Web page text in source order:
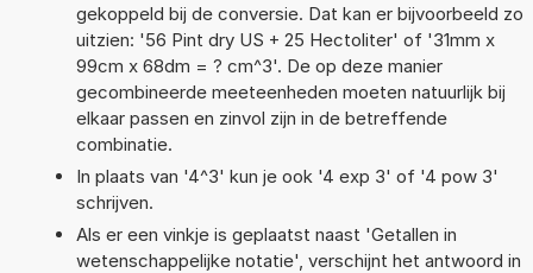
gekoppeld bij de conversie. Dat kan er bijvoorbeeld zo
uitzien: '56 Pint dry US + 25 Hectoliter' of '31mm x
99cm x 68dm = ? cm^3'. De op deze manier
gecombineerde meeteenheden moeten natuurlijk bij
elkaar passen en zinvol zijn in de betreffende
combinatie.
In plaats van '4^3' kun je ook '4 exp 3' of '4 pow 3'
schrijven.
Als er een vinkje is geplaatst naast 'Getallen in
wetenschappelijke notatie', verschijnt het antwoord in